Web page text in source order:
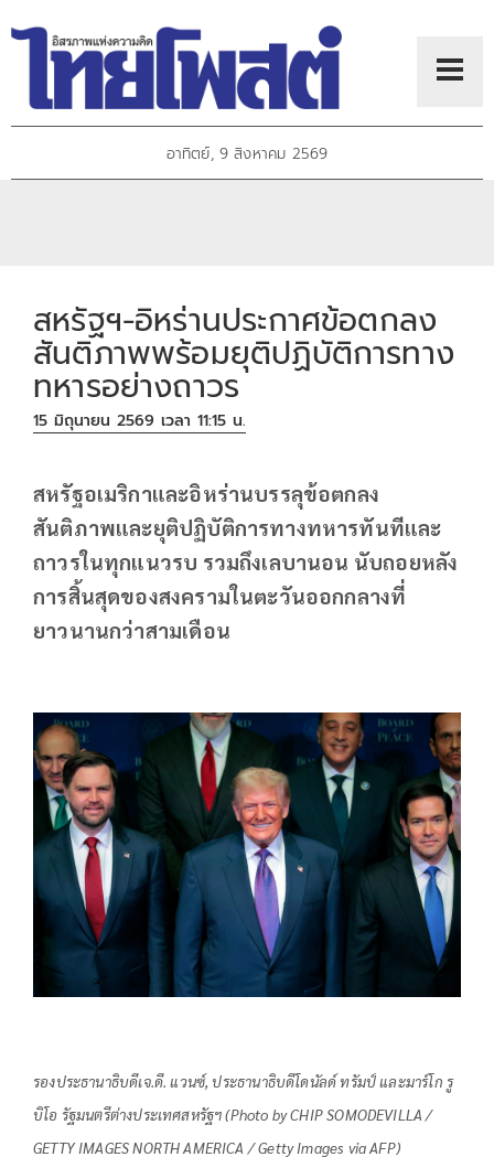
อาทิตย์, 9 สิงหาคม 2569
สหรัฐฯ-อิหร่านประกาศข้อตกลง
สันติภาพพร้อมยุติปฏิบัติการทาง
ทหารอย่างถาวร
15 มิถุนายน 2569 เวลา 11:15 น.
สหรัฐอเมริกาและอิหร่านบรรลุข้อตกลง
สันติภาพและยุติปฏิบัติการทางทหารทันทีและ
ถาวรในทุกแนวรบ รวมถึงเลบานอน นับถอยหลัง
การสิ้นสุดของสงครามในตะวันออกกลางที่
ยาวนานกว่าสามเดือน
รองประธานาธิบดีเจ.ดี. แวนซ์, ประธานาธิบดีโดนัลด์ ทรัมป์ และมาร์โก รู
บิโอ รัฐมนตรีต่างประเทศสหรัฐฯ (Photo by CHIP SOMODEVILLA /
GETTY IMAGES NORTH AMERICA / Getty Images via AFP)